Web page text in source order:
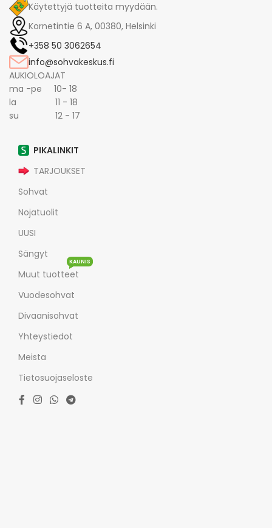
Käytettyjä tuotteita myydään.
Kornetintie 6 A, 00380, Helsinki
+358 50 3062654
info@sohvakeskus.fi
AUKIOLOAJAT
ma -pe 10- 18
la 11 - 18
su 12 - 17
PIKALINKIT
TARJOUKSET
Sohvat
Nojatuolit
UUSI
Sängyt
Muut tuotteet
KAUNIS
Vuodesohvat
Divaanisohvat
Yhteystiedot
Meista
Tietosuojaseloste